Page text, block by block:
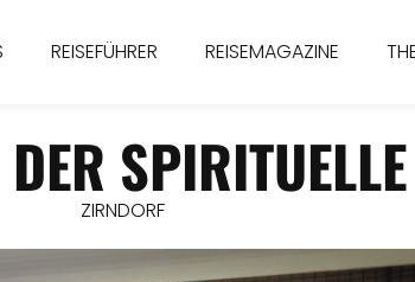
REISEFÜHRER REISEMAGAZINE
ZIRNDORF